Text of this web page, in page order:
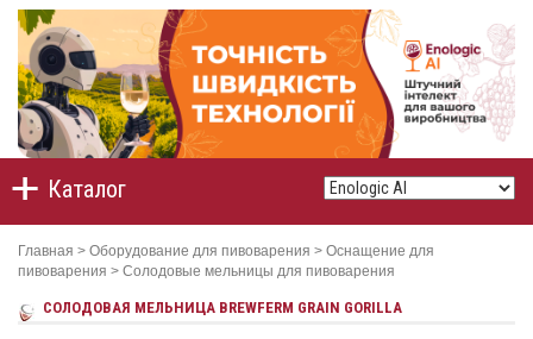
Каталог
Главная > Оборудование для пивоварения > Оснащение для
пивоварения > Солодовые мельницы для пивоварения
CОЛОДОВАЯ МЕЛЬНИЦА BREWFERM GRAIN GORILLA